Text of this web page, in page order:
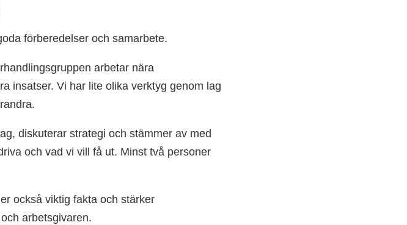
förberedelser och samarbete.
arbetar nära
insatser. Vi har lite olika verktyg genom lag
diskuterar strategi och stämmer av med
och vad vi vill få ut. Minst två personer
också viktig fakta och stärker
arbetsgivaren.